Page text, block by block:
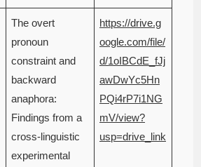
The overt
pronoun
constraint and
backward
anaphora:
Findings from a
cross-linguistic
experimental
https://drive.g
oogle.com/file/
d/1oIBCdE_fJj
awDwYc5Hn
PQi4rP7i1NG
mV/view?
usp=drive_link